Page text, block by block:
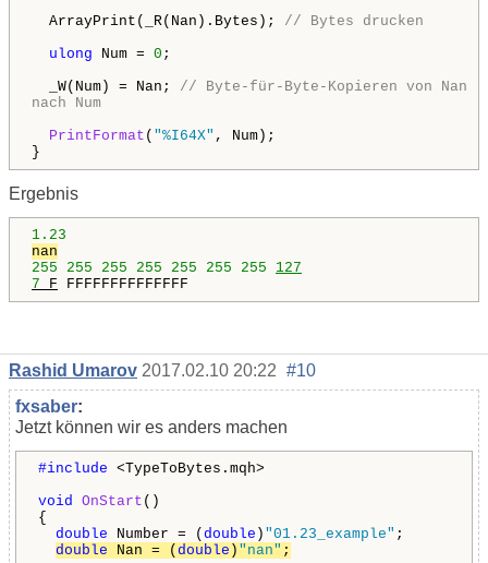
ArrayPrint(_R(Nan).Bytes); // Bytes drucken
ulong Num = 0 ;
_W(Num) = Nan; // Byte-für-Byte-Kopieren von Nan
nach Num
PrintFormat ( "%I64X" , Num);
}
Ergebnis
1.23
nan
255
255 255 255 255 255 255
127
7 F FFFFFFFFFFFFFF
Rashid Umarov 2017.02.10 20:22 #10
fxsaber:
Jetzt können wir es anders machen
#include <TypeToBytes.mqh>
void
OnStart ()
{
double Number = ( double ) "01.23_example" ;
double Nan = ( double ) "nan" ;